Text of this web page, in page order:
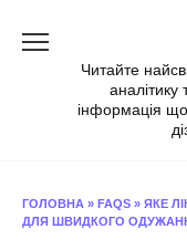
Читайте
аналітику
інформація
ГОЛОВНА » FAQS » ЯКЕ
ДЛЯ ШВИДКОГО